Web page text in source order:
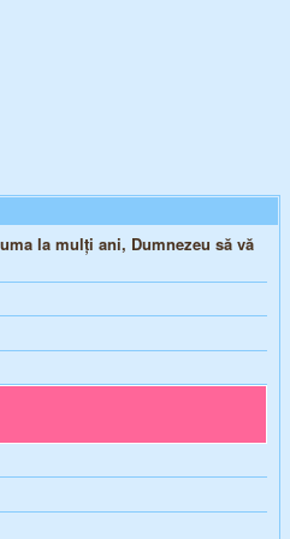
la mulți ani, Dumnezeu să vă